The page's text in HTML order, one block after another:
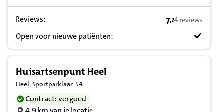
Reviews: 7,2 op basis
7,24 reviews
Open voor nieuwe patiënten:
Huisartsenpunt Heel
Heel, Sportparklaan 54
Contract: vergoed